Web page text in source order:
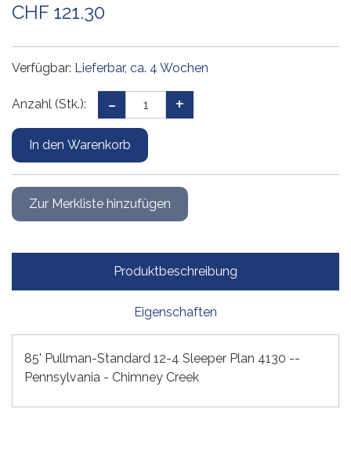
CHF 121.30
Verfügbar: Lieferbar, ca. 4 Wochen
Anzahl (Stk.):
Produktbeschreibung
Eigenschaften
85' Pullman-Standard 12-4 Sleeper Plan 4130 --
Pennsylvania - Chimney Creek